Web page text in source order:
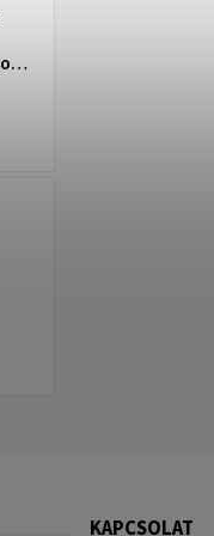
BLUETEC 6 V 5 Ah zselés akkumulátor – 82-402-
KAPCSOLAT